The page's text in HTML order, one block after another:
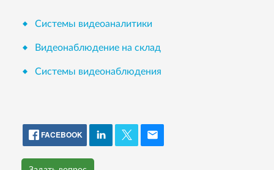
Системы видеоаналитики
Видеонаблюдение на склад
Системы видеонаблюдения
FACEBOOK